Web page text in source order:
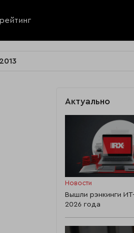
2013
Актуально
Новости
Вышли рэнкинги
2026 года